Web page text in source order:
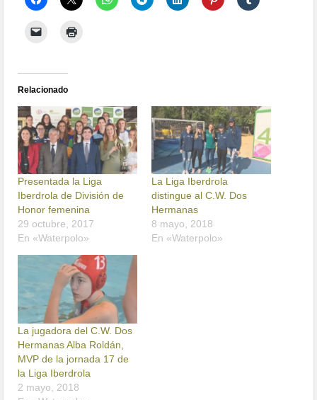
Relacionado
Presentada la Liga
Iberdrola de División de
Honor femenina
29 octubre, 2017
En «Waterpolo»
La Liga Iberdrola
distingue al C.W. Dos
Hermanas
8 mayo, 2018
En «Waterpolo»
La jugadora del C.W. Dos
Hermanas Alba Roldán,
MVP de la jornada 17 de
la Liga Iberdrola
2 mayo, 2018